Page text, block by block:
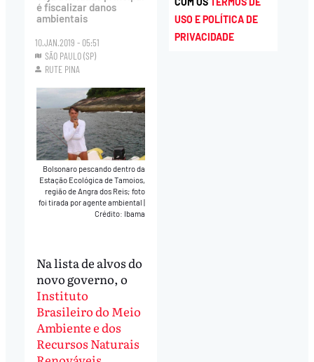
é fiscalizar danos
ambientais
10.JAN.2019 - 05:51
SÃO PAULO (SP)
RUTE PINA
Bolsonaro pescando dentro da
Estação Ecológica de Tamoios,
região de Angra dos Reis; foto
foi tirada por agente ambiental|
Crédito: Ibama
Na lista de alvos do
novo governo, o
Instituto
Brasileiro do Meio
Ambiente e dos
Recursos Naturais
USO E POLÍTICA DE
PRIVACIDADE